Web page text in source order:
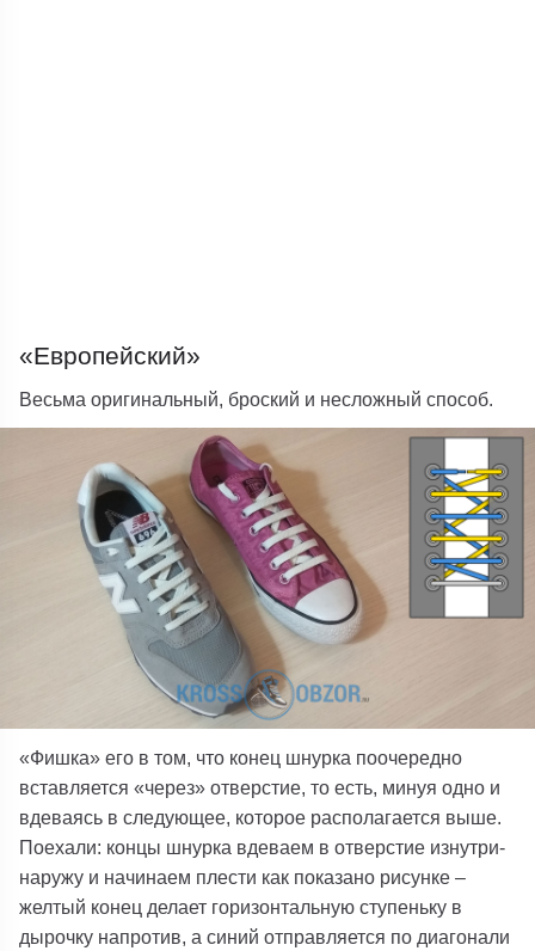
«Европейский»
Весьма оригинальный, броский и несложный способ.
«Фишка» его в том, что конец шнурка поочередно
вставляется «через» отверстие, то есть, минуя одно и
вдеваясь в следующее, которое располагается выше.
Поехали: концы шнурка вдеваем в отверстие изнутри-
наружу и начинаем плести как показано рисунке –
желтый конец делает горизонтальную ступеньку в
дырочку напротив, а синий отправляется по диагонали